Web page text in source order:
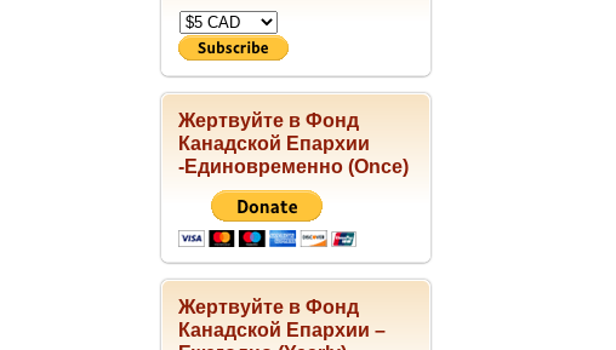
Жертвуйте в Фонд
Канадской Епархии
-Единовременно (Once)
Жертвуйте в Фонд
Канадской Епархии –